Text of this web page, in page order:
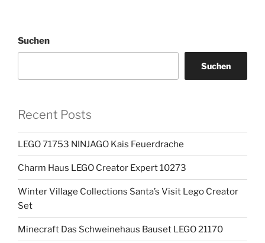
Suchen
Suchen
Recent Posts
LEGO 71753 NINJAGO Kais Feuerdrache
Charm Haus LEGO Creator Expert 10273
Winter Village Collections Santa’s Visit Lego Creator
Set
Minecraft Das Schweinehaus Bauset LEGO 21170